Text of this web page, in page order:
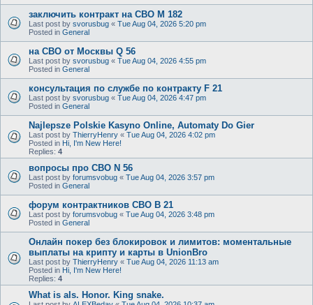
заключить контракт на СВО M 182
Last post by svorusbug « Tue Aug 04, 2026 5:20 pm
Posted in General
на СВО от Москвы Q 56
Last post by svorusbug « Tue Aug 04, 2026 4:55 pm
Posted in General
консультация по службе по контракту F 21
Last post by svorusbug « Tue Aug 04, 2026 4:47 pm
Posted in General
Najlepsze Polskie Kasyno Online, Automaty Do Gier
Last post by ThierryHenry « Tue Aug 04, 2026 4:02 pm
Posted in Hi, I'm New Here!
Replies: 4
вопросы про СВО N 56
Last post by forumsvobug « Tue Aug 04, 2026 3:57 pm
Posted in General
форум контрактников СВО B 21
Last post by forumsvobug « Tue Aug 04, 2026 3:48 pm
Posted in General
Онлайн покер без блокировок и лимитов: моментальные
выплаты на крипту и карты в UnionBro
Last post by ThierryHenry « Tue Aug 04, 2026 11:13 am
Posted in Hi, I'm New Here!
Replies: 4
What is als. Honor. King snake.